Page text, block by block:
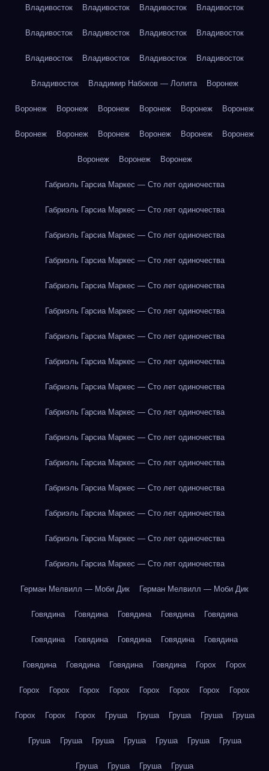
Владивосток Владивосток Владивосток Владивосток
Владивосток Владивосток Владивосток Владивосток
Владивосток Владивосток Владивосток Владивосток
Владивосток Владимир Набоков — Лолита Воронеж
Воронеж Воронеж Воронеж Воронеж Воронеж Воронеж
Воронеж Воронеж Воронеж Воронеж Воронеж Воронеж
Воронеж Воронеж Воронеж
Габриэль Гарсиа Маркес — Сто лет одиночества
Габриэль Гарсиа Маркес — Сто лет одиночества
Габриэль Гарсиа Маркес — Сто лет одиночества
Габриэль Гарсиа Маркес — Сто лет одиночества
Габриэль Гарсиа Маркес — Сто лет одиночества
Габриэль Гарсиа Маркес — Сто лет одиночества
Габриэль Гарсиа Маркес — Сто лет одиночества
Габриэль Гарсиа Маркес — Сто лет одиночества
Габриэль Гарсиа Маркес — Сто лет одиночества
Габриэль Гарсиа Маркес — Сто лет одиночества
Габриэль Гарсиа Маркес — Сто лет одиночества
Габриэль Гарсиа Маркес — Сто лет одиночества
Габриэль Гарсиа Маркес — Сто лет одиночества
Габриэль Гарсиа Маркес — Сто лет одиночества
Габриэль Гарсиа Маркес — Сто лет одиночества
Габриэль Гарсиа Маркес — Сто лет одиночества
Герман Мелвилл — Моби Дик Герман Мелвилл — Моби Дик
Говядина Говядина Говядина Говядина Говядина
Говядина Говядина Говядина Говядина Говядина
Говядина Говядина Говядина Говядина Горох Горох
Горох Горох Горох Горох Горох Горох Горох Горох
Горох Горох Горох Груша Груша Груша Груша Груша
Груша Груша Груша Груша Груша Груша Груша
Груша Груша Груша Груша